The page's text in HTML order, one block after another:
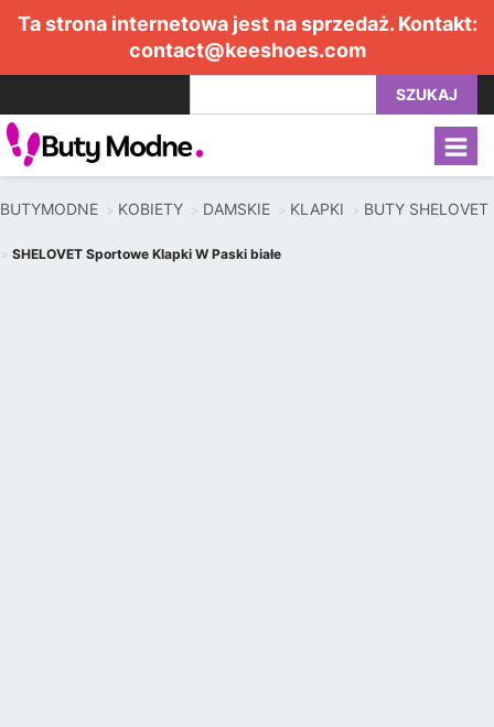
Ta strona internetowa jest na sprzedaż. Kontakt:
contact@keeshoes.com
SZUKAJ
BUTYMODNE KOBIETY DAMSKIE KLAPKI BUTY SHELOVET
SHELOVET Sportowe Klapki W Paski białe